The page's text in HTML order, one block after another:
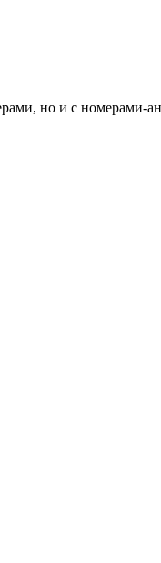
но и с номерами-